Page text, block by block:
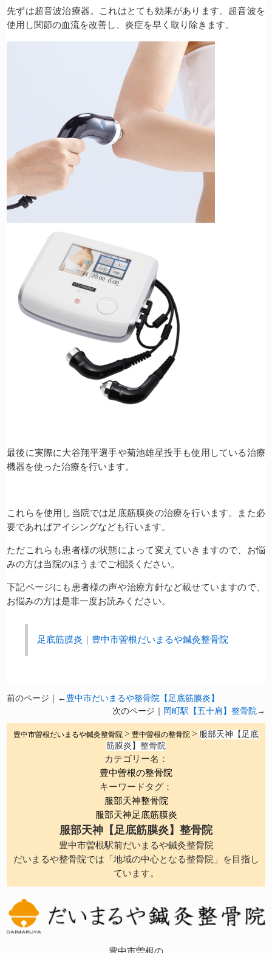
先ずは超音波治療器。これはとても効果があります。超音波を
使用し関節の血流を改善し、炎症を早く取り除きます。
最後に実際に大谷翔平選手や菊池雄星投手も使用している治療
機器を使った治療を行います。
これらを使用し当院では足底筋膜炎の治療を行います。また必
要であればアイシングなども行います。
ただこれらも患者様の状態によって変えていきますので、お悩
みの方は当院のほうまでご相談ください。
下記ページにも患者様の声や治療方針など載せていますので、
お悩みの方は是非一度お読みください。
足底筋膜炎｜豊中市曽根だいまるや鍼灸整骨院
前のページ｜←豊中市だいまるや整骨院【足底筋膜炎】
次のページ｜
岡町駅【五十肩】整骨院→
豊中市曽根だいまるや鍼灸整骨院 > 豊中曽根の整骨院 > 服部天神【足底
筋膜炎】整骨院
カテゴリー名：
豊中曽根の整骨院
キーワードタグ：
服部天神整骨院
服部天神足底筋膜炎
服部天神【足底筋膜炎】整骨院
豊中市曽根駅前だいまるや鍼灸整骨院
だいまるや整骨院では「地域の中心となる整骨院」を目指し
ています。